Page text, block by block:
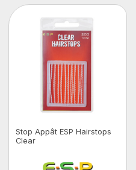
Stop Appât ESP Hairstops
Clear